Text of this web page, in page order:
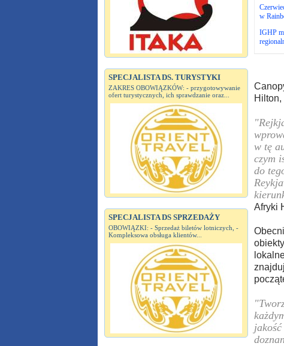
SPECJALISTA DS. TURYSTYKI
ZAKRES OBOWIĄZKÓW: - przygotowywanie
ofert turystycznych, ich sprawdzanie oraz...
SPECJALISTA DS SPRZEDAŻY
OBOWIĄZKI: - Sprzedaż biletów lotniczych, -
Kompleksowa obsługa klientów...
w
IGHP
w tę
czym
do
Afryki